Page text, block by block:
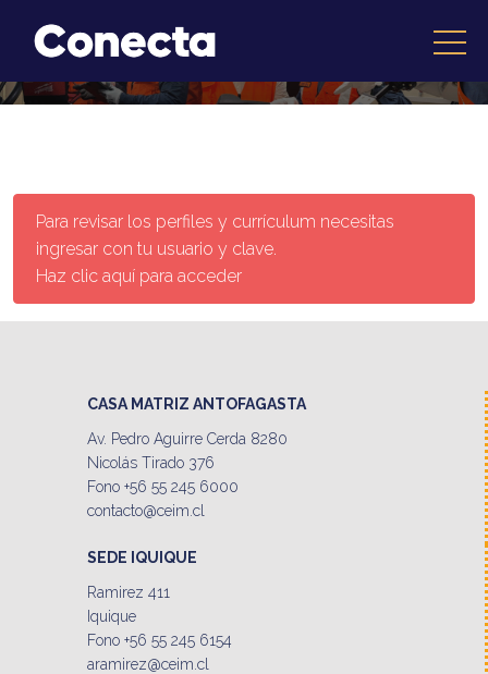
Para revisar los perfiles y currículum necesitas
ingresar con tu usuario y clave.
Haz clic aquí para acceder
CASA MATRIZ ANTOFAGASTA
Av. Pedro Aguirre Cerda 8280
Nicolás Tirado 376
Fono +56 55 245 6000
contacto@ceim.cl
SEDE IQUIQUE
Ramirez 411
Iquique
Fono +56 55 245 6154
aramirez@ceim.cl